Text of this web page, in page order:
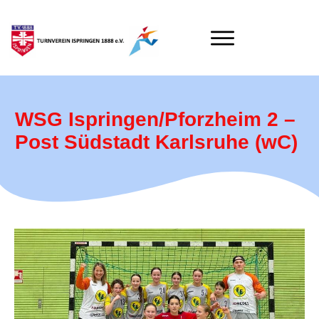
WSG Ispringen/Pforzheim 2 –
Post Südstadt Karlsruhe (wC)